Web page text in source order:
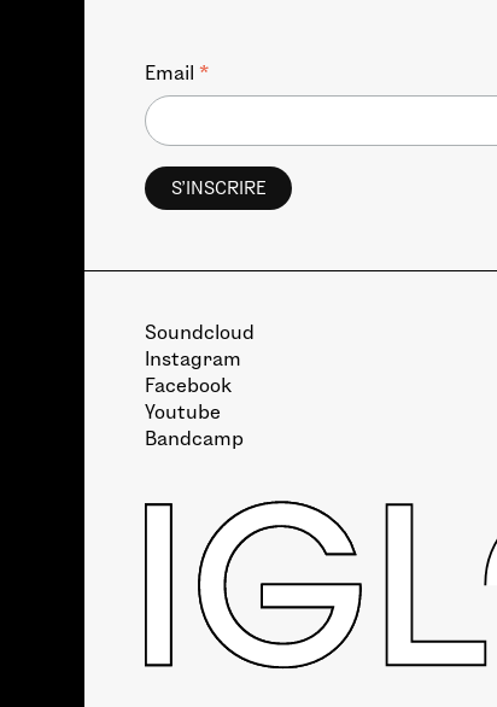
Email *
Soundcloud
Instagram
Facebook
Youtube
Bandcamp